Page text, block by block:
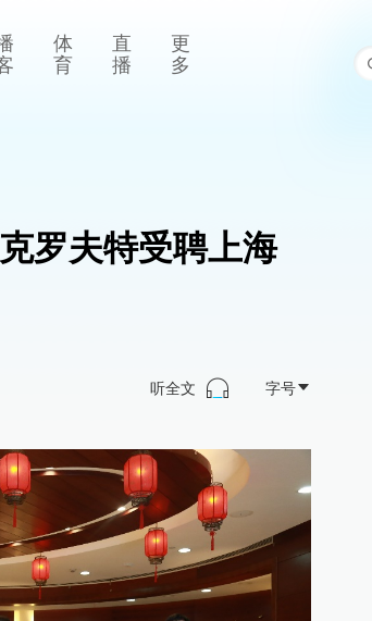
体
育
直
播
更
多
罗夫特受聘上海
听全文 字号